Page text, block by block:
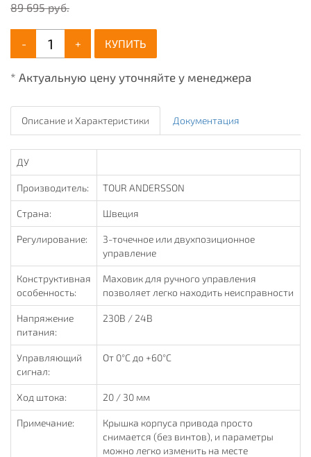
89 695 руб.
- + КУПИТЬ
* Актуальную цену уточняйте у менеджера
Описание и Характеристики Документация
ДУ
Производитель: TOUR ANDERSSON
Страна: Швеция
Регулирование:
3-точечное или двухпозиционное
управление
Конструктивная
особенность:
Маховик для ручного управления
позволяет легко находить неисправности
Напряжение
питания:
230В / 24В
Управляющий
сигнал:
От 0°C до +60°C
Ход штока: 20 / 30 мм
Примечание:
Крышка корпуса привода просто
снимается (без винтов), и параметры
можно легко изменить на месте